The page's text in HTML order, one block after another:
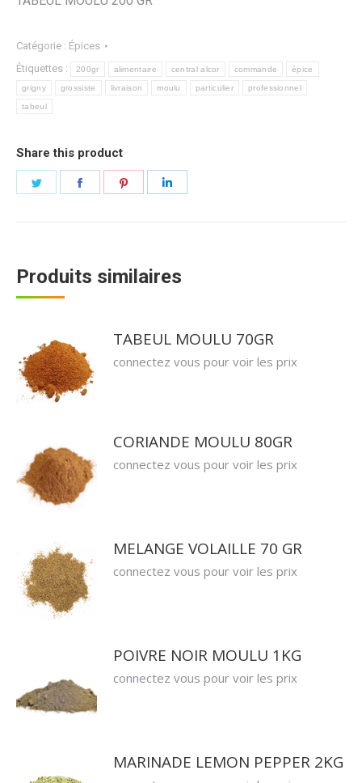
Catégorie : Épices
Étiquettes :
200gr alimentaire central alcor commande épice
grigny grossiste livraison moulu particulier professionnel
tabeul
Share this product
Partager
Partager Partager
Produits similaires
TABEUL MOULU 70GR
connectez vous pour voir les prix
CORIANDE MOULU 80GR
connectez vous pour voir les prix
MELANGE VOLAILLE 70 GR
connectez vous pour voir les prix
POIVRE NOIR MOULU 1KG
connectez vous pour voir les prix
MARINADE LEMON PEPPER 2KG